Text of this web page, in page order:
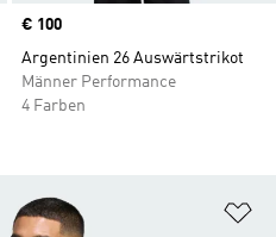
Price
€ 100
Argentinien 26 Auswärtstrikot
Männer Performance
4 Farben